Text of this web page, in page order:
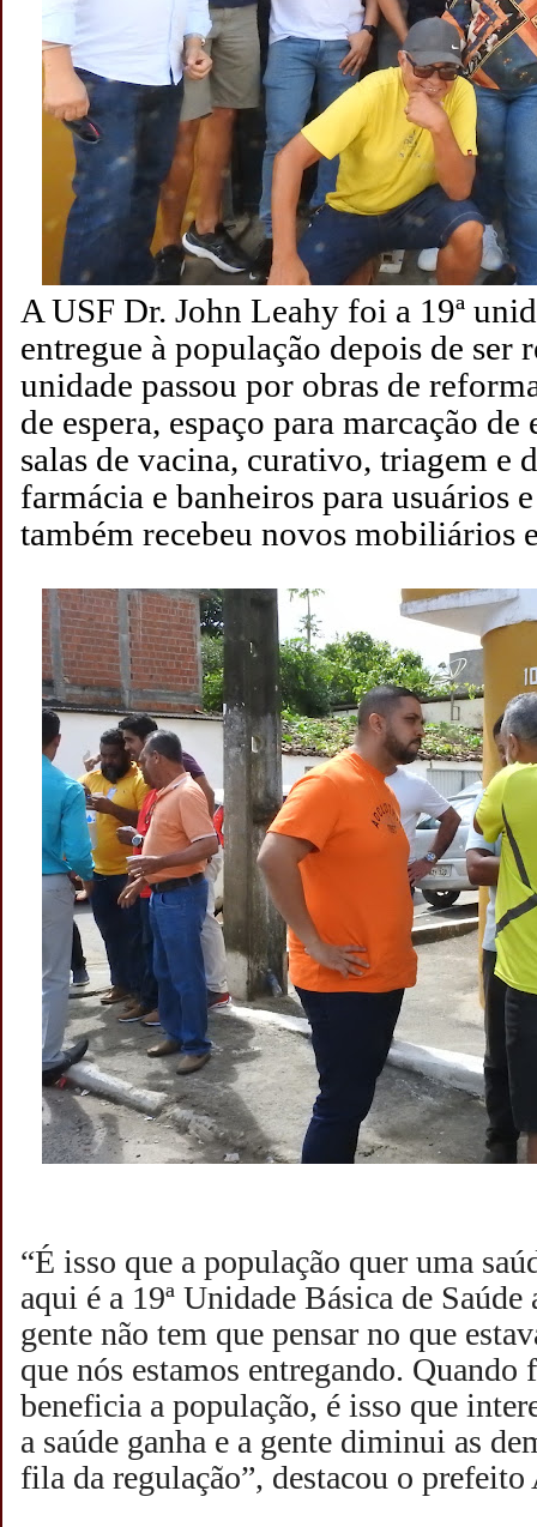
A USF Dr. John Leahy foi a 19ª
entregue à população depois de ser
unidade passou por obras de
de espera, espaço para marcação de
salas de vacina, curativo, triagem e
farmácia e banheiros para usuários
também recebeu novos mobiliários
“É isso que a população quer uma
aqui é a 19ª Unidade Básica de
gente não tem que pensar no que
que nós estamos entregando. Quando
beneficia a população, é isso que
a saúde ganha e a gente diminui as
fila da regulação”, destacou o